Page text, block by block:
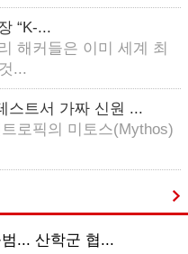
“K-...
해커들은 이미 세계 최
...
스트서 가짜 신원 ...
로픽의 미토스(Mythos)
범... 산학군 협...